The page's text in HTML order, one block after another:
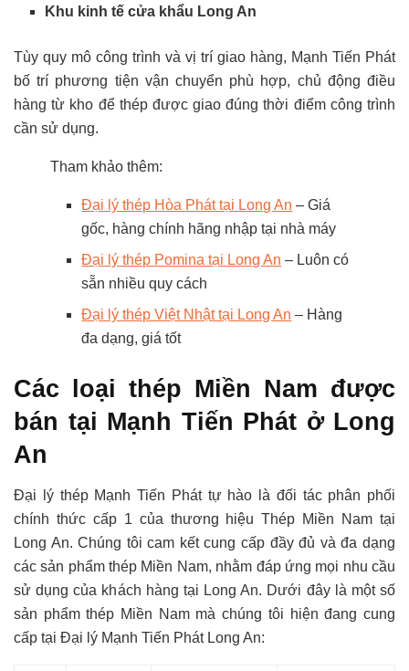
Khu kinh tế cửa khẩu Long An
Tùy quy mô công trình và vị trí giao hàng, Mạnh Tiến Phát
bố trí phương tiện vận chuyển phù hợp, chủ động điều
hàng từ kho để thép được giao đúng thời điểm công trình
cần sử dụng.
Tham khảo thêm:
Đại lý thép Hòa Phát tại Long An – Giá
gốc, hàng chính hãng nhập tại nhà máy
Đại lý thép Pomina tại Long An – Luôn có
sẵn nhiều quy cách
Đại lý thép Việt Nhật tại Long An – Hàng
đa dạng, giá tốt
Các loại thép Miền Nam được
bán tại Mạnh Tiến Phát ở Long
An
Đại lý thép Mạnh Tiến Phát tự hào là đối tác phân phối
chính thức cấp 1 của thương hiệu Thép Miền Nam tại
Long An. Chúng tôi cam kết cung cấp đầy đủ và đa dạng
các sản phẩm thép Miền Nam, nhằm đáp ứng mọi nhu cầu
sử dụng của khách hàng tại Long An. Dưới đây là một số
sản phẩm thép Miền Nam mà chúng tôi hiện đang cung
cấp tại Đại lý Mạnh Tiến Phát Long An: